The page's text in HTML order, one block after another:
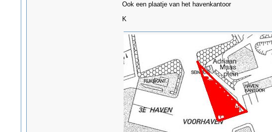
Ook een plaatje van het havenkantoor
K